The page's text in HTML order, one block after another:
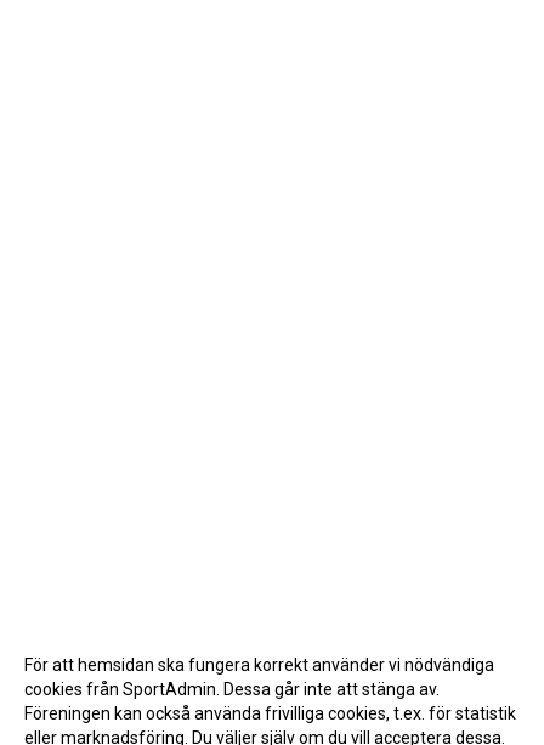
För att hemsidan ska fungera korrekt använder vi nödvändiga
cookies från SportAdmin. Dessa går inte att stänga av.
Föreningen kan också använda frivilliga cookies, t.ex. för statistik
eller marknadsföring. Du väljer själv om du vill acceptera dessa.